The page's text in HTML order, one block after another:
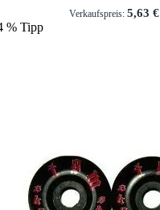
Verkaufspreis: 5,63 €
% Tipp